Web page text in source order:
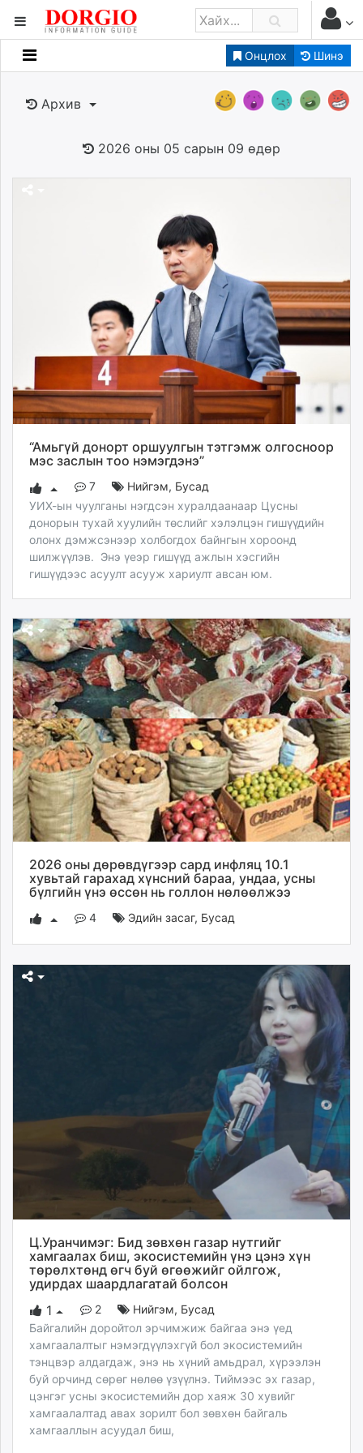
Онцлох Шинэ
Мэдээллийн
Банк санхүү
tovch.mn
ikon.mn
mnb.mn
Livetv.mn
24tsag.mn
eagle.mn
ergelt.mn
zarig.mn
today.mn
zuv.mn
mminfo.mn
ugluu.mn
urlag.mn
unen.mn
asu.mn
shudarga.mn
shuurhai.mn
unuudur.mn
isee.mn
mglradio.com
fact.mn
itoim.mn
tumen.mn
shuum.mn
times.mn
tvmongolia.mn
mass.mn
unegui.mn
assa.mn
toim.mn
Архив
2026 оны 05 сарын 09 өдөр
“Амьгүй донорт оршуулгын тэтгэмж олгосноор
мэс заслын тоо нэмэгдэнэ”
7 Нийгэм, Бусад
УИХ-ын чуулганы нэгдсэн хуралдаанаар Цусны
донорын тухай хуулийн төслийг хэлэлцэн гишүүдийн
олонх дэмжсэнээр холбогдох байнгын хороонд
шилжүүлэв. Энэ үеэр гишүүд ажлын хэсгийн
гишүүдээс асуулт асууж хариулт авсан юм.
2026 оны дөрөвдүгээр сард инфляц 10.1
хувьтай гарахад хүнсний бараа, ундаа, усны
бүлгийн үнэ өссөн нь голлон нөлөөлжээ
4 Эдийн засаг, Бусад
Ц.Уранчимэг: Бид зөвхөн газар нутгийг
хамгаалах биш, экосистемийн үнэ цэнэ хүн
төрөлхтөнд өгч буй өгөөжийг ойлгож,
удирдах шаардлагатай болсон
1
2 Нийгэм, Бусад
Байгалийн доройтол эрчимжиж байгаа энэ үед
хамгаалалтыг нэмэгдүүлэхгүй бол экосистемийн
тэнцвэр алдагдаж, энэ нь хүний амьдрал, хүрээлэн
буй орчинд сөрөг нөлөө үзүүлнэ. Тиймээс эх газар,
цэнгэг усны экосистемийн дор хаяж 30 хувийг
хамгаалалтад авах зорилт бол зөвхөн байгаль
хамгааллын асуудал биш,